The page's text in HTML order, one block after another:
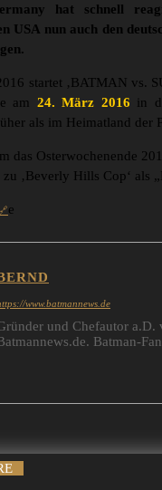
hat schnell
USA nun auch den
startet ‚BATMAN vs.
am 24. März 2016 in
als im Heimatland der
das Osterwochenende
‚Beverly Hills Cop‘ als
e
www.batmannews.de
und Chefautor a.D.
Batman-